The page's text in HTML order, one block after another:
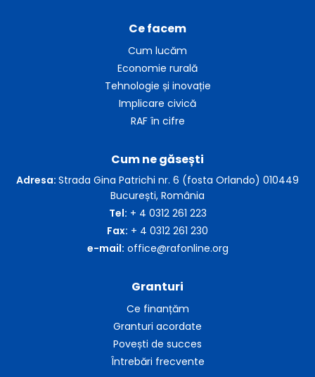
Ce facem
Cum lucăm
Economie rurală
Tehnologie și inovație
Implicare civică
RAF în cifre
Granturi
Ce finanțăm
Granturi acordate
Povești de succes
Întrebări frecvente
Cum ne găsești
Adresa: Strada Gina Patrichi nr. 6 (fosta Orlando) 010449
București, România
Tel: + 4 0312 261 223
Fax: + 4 0312 261 230
e-mail: office@rafonline.org